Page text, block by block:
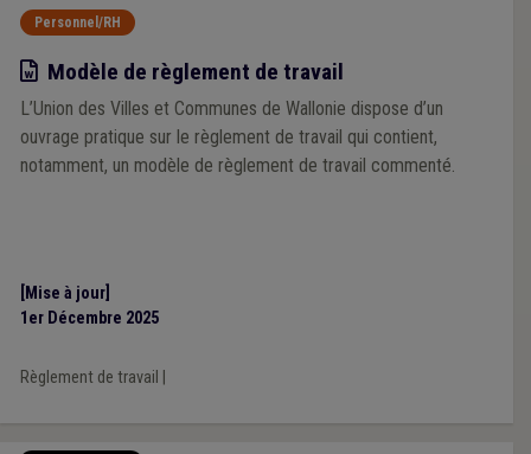
Personnel/RH
Modèle
Modèle de règlement de travail
L’Union des Villes et Communes de Wallonie dispose d’un
ouvrage pratique sur le règlement de travail qui contient,
notamment, un modèle de règlement de travail commenté.
[Mise à jour]
1er Décembre 2025
Règlement de travail